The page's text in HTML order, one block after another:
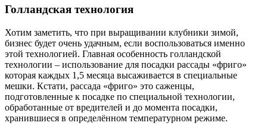
Голландская технология
Хотим заметить, что при выращивании клубники зимой,
бизнес будет очень удачным, если воспользоваться именно
этой технологией. Главная особенность голландской
технологии – использование для посадки рассады «фриго»
которая каждых 1,5 месяца высаживается в специальные
мешки. Кстати, рассада «фриго» это саженцы,
подготовленные к посадке по специальной технологии,
обработанные от вредителей и до момента посадки,
хранившиеся в определённом температурном режиме.